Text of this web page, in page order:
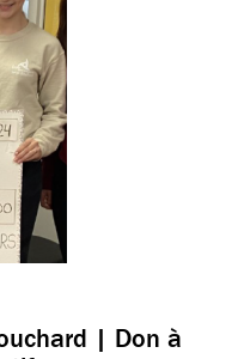
| Don à